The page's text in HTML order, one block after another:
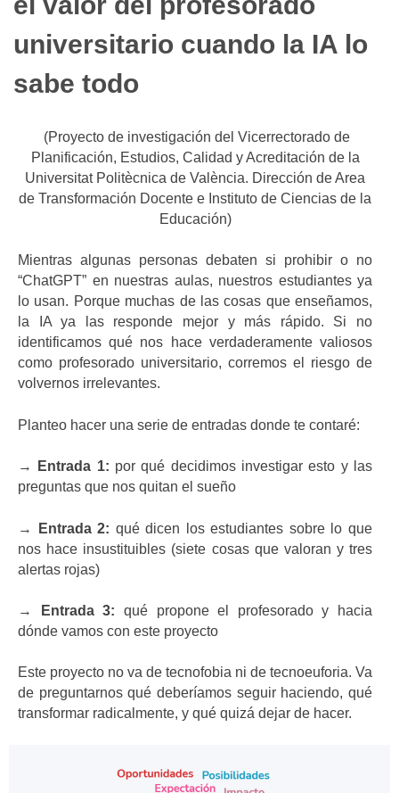
universitario cuando la IA lo
sabe todo
(Proyecto de investigación del Vicerrectorado de
Planificación, Estudios, Calidad y Acreditación de la
Universitat Politècnica de València. Dirección de Area
de Transformación Docente e Instituto de Ciencias de la
Educación)
Mientras algunas personas debaten si prohibir o no
“ChatGPT” en nuestras aulas, nuestros estudiantes ya
lo usan. Porque muchas de las cosas que enseñamos,
la IA ya las responde mejor y más rápido. Si no
identificamos qué nos hace verdaderamente valiosos
como profesorado universitario, corremos el riesgo de
volvernos irrelevantes.
Planteo hacer una serie de entradas donde te contaré:
→ Entrada 1: por qué decidimos investigar esto y las
preguntas que nos quitan el sueño
→ Entrada 2: qué dicen los estudiantes sobre lo que
nos hace insustituibles (siete cosas que valoran y tres
alertas rojas)
→ Entrada 3: qué propone el profesorado y hacia
dónde vamos con este proyecto
Este proyecto no va de tecnofobia ni de tecnoeuforia. Va
de preguntarnos qué deberíamos seguir haciendo, qué
transformar radicalmente, y qué quizá dejar de hacer.